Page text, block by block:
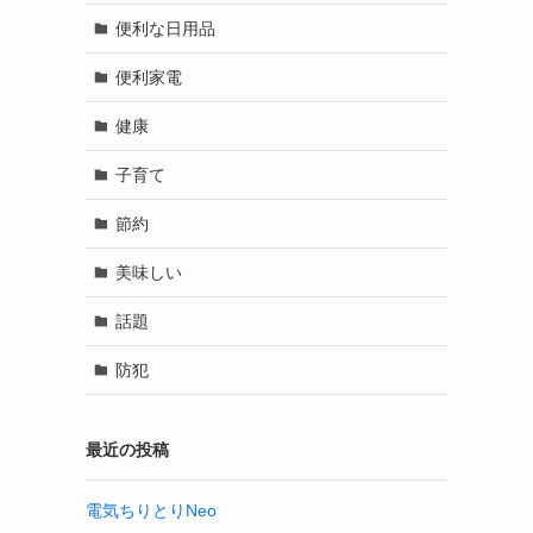
便利な日用品
便利家電
健康
子育て
節約
美味しい
話題
防犯
最近の投稿
電気ちりとりNeo